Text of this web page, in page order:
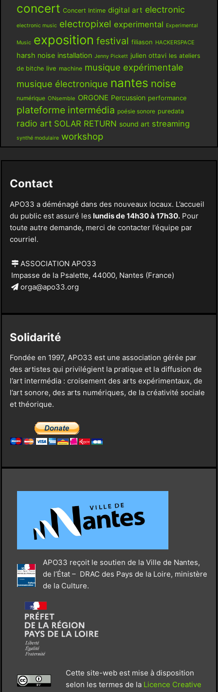
concert Concert Intime digital art electronic
electronic music electropixel experimental Experimental
Music exposition festival filiason HACKERSPACE
harsh noise installation Jenny Pickett julien ottavi les ateliers
de bitche live machine musique expérimentale
musique électronique nantes noise
numérique ONsemble ORGONE Percussion performance
plateforme intermédia poésie sonore puredata
radio art SOLAR RETURN sound art streaming
synthé modulaire workshop
Contact
APO33 a déménagé dans des nouveaux locaux. L’accueil
du public est assuré les lundis de 14h30 à 17h30.Pour
toute autre demande, merci de contacter l’équipe par
courriel.
ASSOCIATION APO33
Impasse de la Psalette, 44000, Nantes (France)
orga@apo33.org
Solidarité
Fondée en 1997, APO33 est une association gérée par
des artistes qui privilégient la pratique et la diffusion de
l’art intermédia : croisement des arts expérimentaux, de
l’art sonore, des arts numériques, de la créativité sociale
et théorique.
APO33 reçoit le soutien de la Ville de Nantes,
de l’État – DRAC des Pays de la Loire, ministère
de la Culture.
Cette site-web est mise à disposition
selon les termes de la Licence Creative